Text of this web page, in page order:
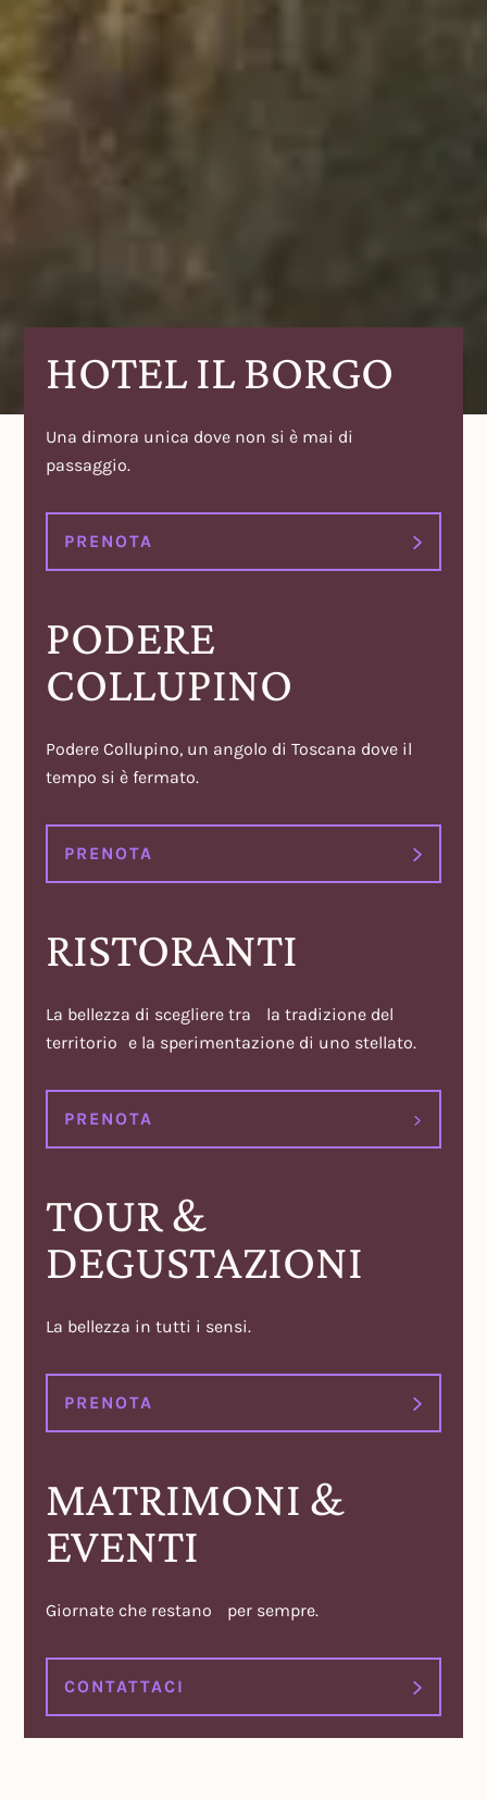
HOTEL IL BORGO
Una dimora unica dove non si è mai di
passaggio.
PRENOTA
PODERE
COLLUPINO
Podere Collupino, un angolo di Toscana dove il
tempo si è fermato.
PRENOTA
RISTORANTI
La bellezza di scegliere tra la tradizione del
territorio e la sperimentazione di uno stellato.
PRENOTA
TOUR &
DEGUSTAZIONI
La bellezza in tutti i sensi.
PRENOTA
MATRIMONI &
EVENTI
Giornate che restano per sempre.
CONTATTACI